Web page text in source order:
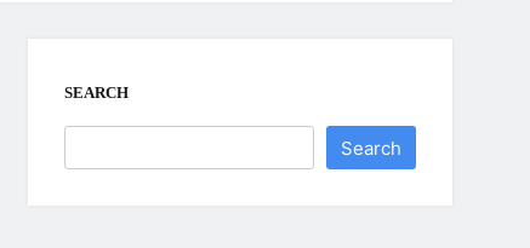
SEARCH
Search